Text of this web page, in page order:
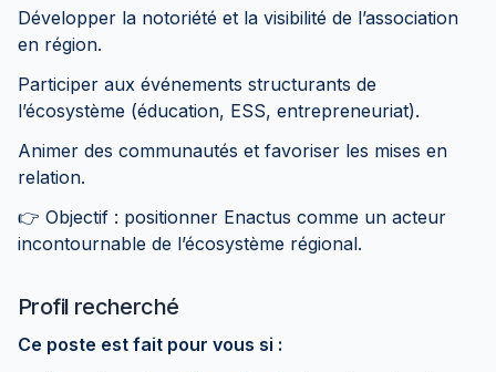
Développer la notoriété et la visibilité de l’association
en région.
Participer aux événements structurants de
l’écosystème (éducation, ESS, entrepreneuriat).
Animer des communautés et favoriser les mises en
relation.
👉 Objectif : positionner Enactus comme un acteur
incontournable de l’écosystème régional.
Profil recherché
Ce poste est fait pour vous si :